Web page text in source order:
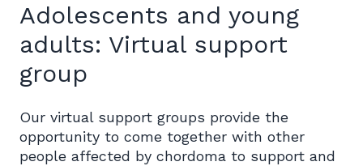
Adolescents and young
adults: Virtual support
group
Our virtual support groups provide the
opportunity to come together with other
people affected by chordoma to support and